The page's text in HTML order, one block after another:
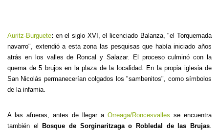
Auritz-Burguete: en el siglo XVI, el licenciado Balanza, "el Torquemada
navarro", extendió a esta zona las pesquisas que había iniciado años
atrás en los valles de Roncal y Salazar. El proceso culminó con la
quema de 5 brujos en la plaza de la localidad. En la propia iglesia de
San Nicolás permanecerían colgados los "sambenitos", como símbolos
de la infamia.
A las afueras, antes de llegar a Orreaga/Roncesvalles se encuentra
también el
Bosque de Sorginaritzaga o Robledal de las Brujas.